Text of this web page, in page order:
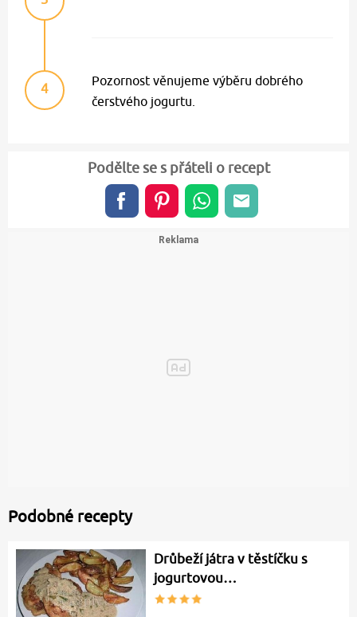
4
Pozornost věnujeme výběru dobrého
čerstvého jogurtu.
Podělte se s přáteli o recept
Podobné recepty
Drůbeží játra v těstíčku s
jogurtovou…